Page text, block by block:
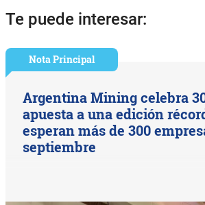
Te puede interesar:
Nota Principal
Argentina Mining celebra
apuesta a una edición
esperan más de 300
septiembre